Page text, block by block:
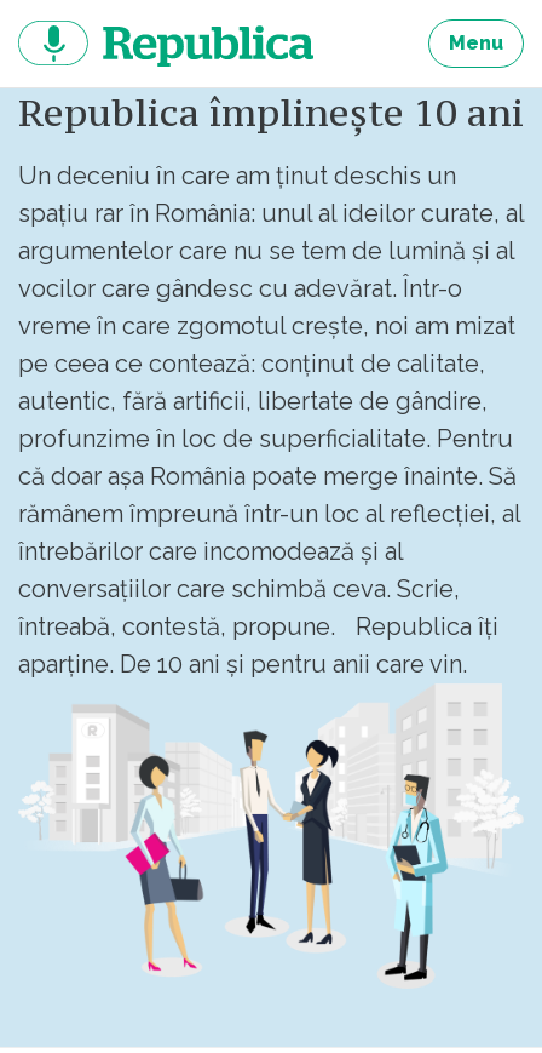
continut
Menu
Republica împlinește 10 ani
Un deceniu în care am ținut deschis un
spațiu rar în România: unul al ideilor curate, al
argumentelor care nu se tem de lumină și al
vocilor care gândesc cu adevărat. Într-o
vreme în care zgomotul crește, noi am mizat
pe ceea ce contează: conținut de calitate,
autentic, fără artificii, libertate de gândire,
profunzime în loc de superficialitate. Pentru
că doar așa România poate merge înainte. Să
rămânem împreună într-un loc al reflecției, al
întrebărilor care incomodează și al
conversațiilor care schimbă ceva. Scrie,
întreabă, contestă, propune. Republica îți
aparține. De 10 ani și pentru anii care vin.